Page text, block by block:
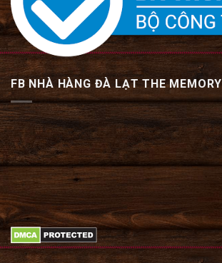
FB NHÀ HÀNG ĐÀ LẠT THE MEMORY